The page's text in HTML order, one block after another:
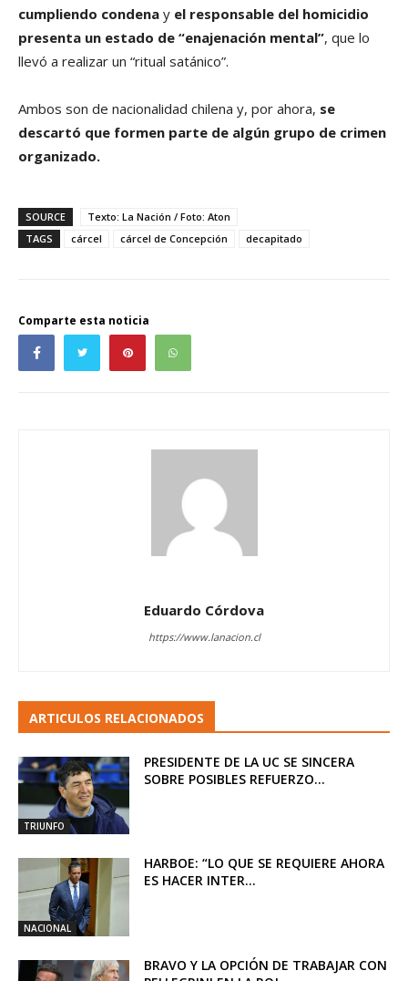
cumpliendo condena y el responsable del homicidio
presenta un estado de “enajenación mental”, que lo
llevó a realizar un “ritual satánico”.
Ambos son de nacionalidad chilena y, por ahora, se
descartó que formen parte de algún grupo de crimen
organizado.
SOURCE
Texto: La Nación / Foto: Aton
TAGS
cárcel cárcel de Concepción decapitado
Comparte esta noticia
Eduardo Córdova
https://www.lanacion.cl
ARTICULOS RELACIONADOS
TRIUNFO
PRESIDENTE DE LA UC SE SINCERA
SOBRE POSIBLES REFUERZO...
NACIONAL
HARBOE: “LO QUE SE REQUIERE AHORA
ES HACER INTER...
BRAVO Y LA OPCIÓN DE TRABAJAR CON